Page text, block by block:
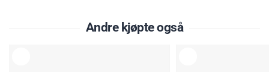
Andre kjøpte også